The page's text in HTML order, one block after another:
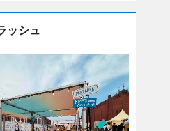
ッシュ